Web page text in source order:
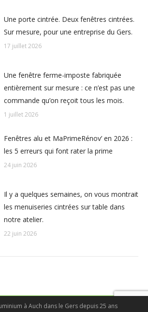
Une porte cintrée. Deux fenêtres cintrées.
Sur mesure, pour une entreprise du Gers.
17 juillet 2026
Une fenêtre ferme-imposte fabriquée
entièrement sur mesure : ce n’est pas une
commande qu’on reçoit tous les mois.
1 juillet 2026
Fenêtres alu et MaPrimeRénov’ en 2026 :
les 5 erreurs qui font rater la prime
24 juin 2026
Il y a quelques semaines, on vous montrait
les menuiseries cintrées sur table dans
notre atelier.
22 juin 2026
à Auch dans le Gers depuis 25 ans